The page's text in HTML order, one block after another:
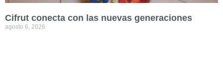
Cifrut conecta con las nuevas generaciones
agosto 6, 2026